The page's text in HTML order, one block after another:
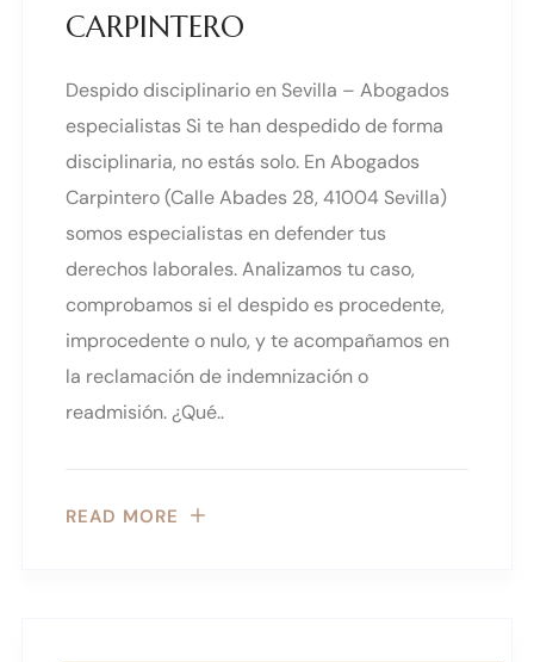
CARPINTERO
Despido disciplinario en Sevilla – Abogados
especialistas Si te han despedido de forma
disciplinaria, no estás solo. En Abogados
Carpintero (Calle Abades 28, 41004 Sevilla)
somos especialistas en defender tus
derechos laborales. Analizamos tu caso,
comprobamos si el despido es procedente,
improcedente o nulo, y te acompañamos en
la reclamación de indemnización o
readmisión. ¿Qué..
READ MORE